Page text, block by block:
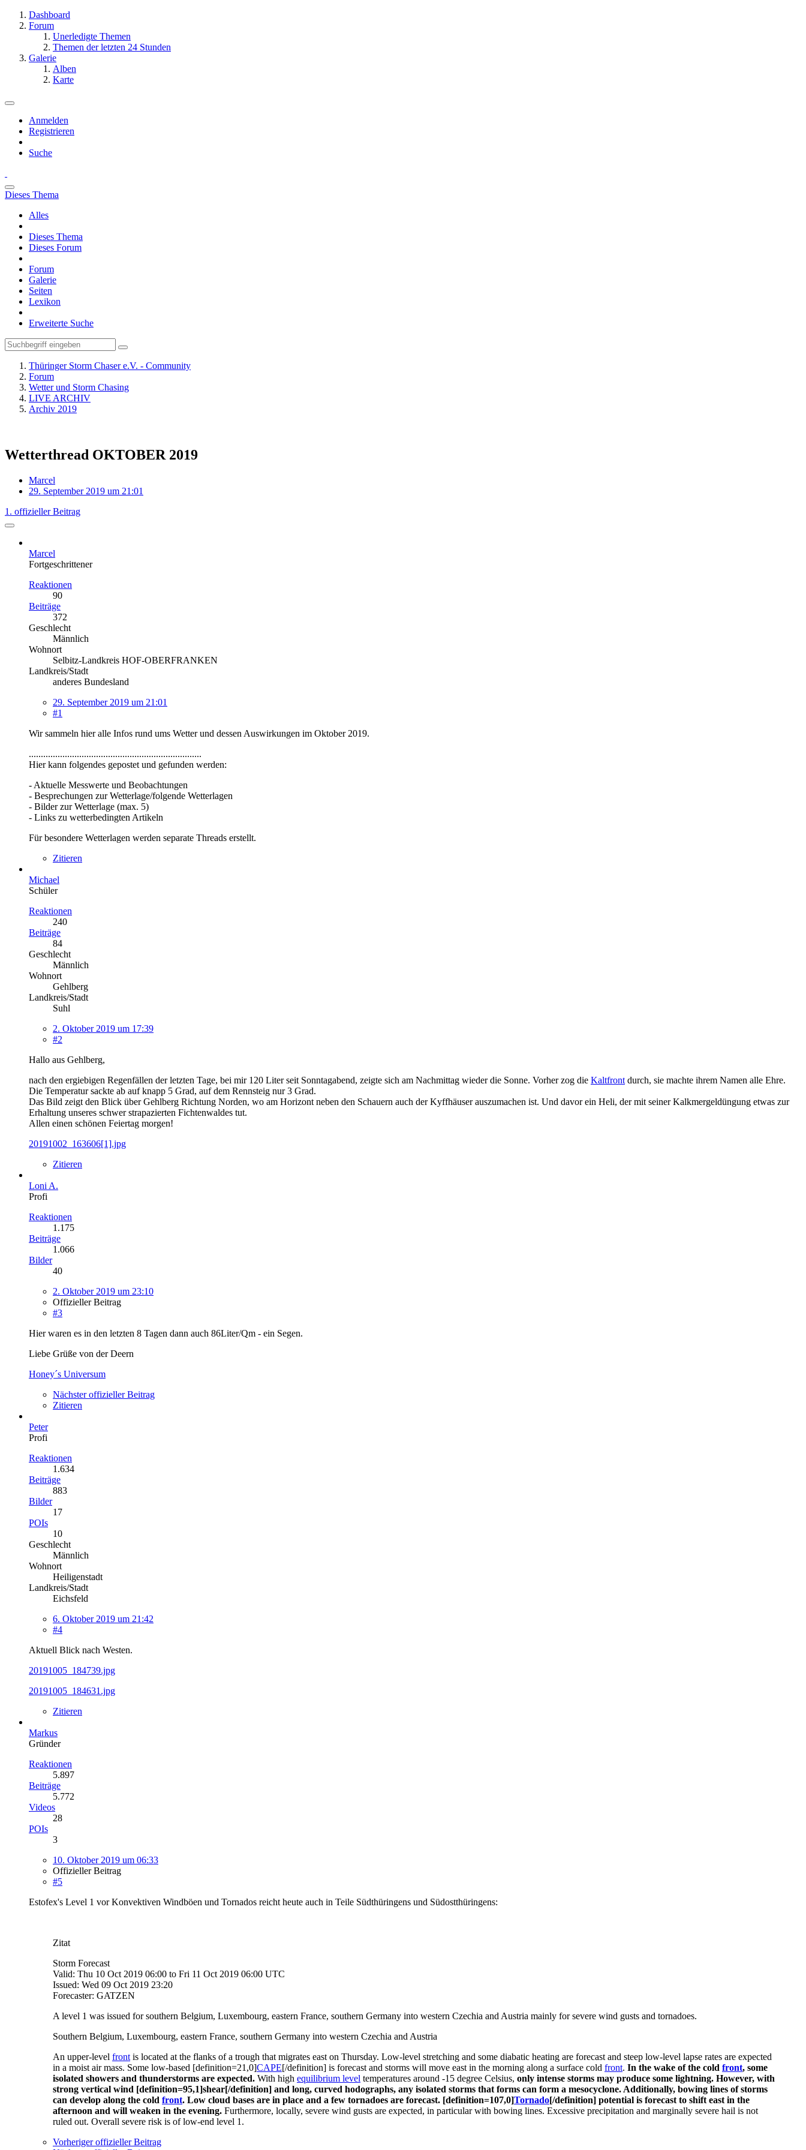
Dashboard
Forum
Unerledigte Themen
Themen der letzten 24 Stunden
Galerie
Alben
Karte
Anmelden
Registrieren
Suche
Dieses Thema
Alles
Dieses Thema
Dieses Forum
Forum
Galerie
Seiten
Lexikon
Erweiterte Suche
Thüringer Storm Chaser e.V. - Community
Forum
Wetter und Storm Chasing
LIVE ARCHIV
Archiv 2019
Wetterthread OKTOBER 2019
Marcel
29. September 2019 um 21:01
1. offizieller Beitrag
Marcel
Fortgeschrittener
Reaktionen
90
Beiträge
372
Geschlecht
Männlich
Wohnort
Selbitz-Landkreis HOF-OBERFRANKEN
Landkreis/Stadt
anderes Bundesland
29. September 2019 um 21:01
#1
Wir sammeln hier alle Infos rund ums Wetter und dessen Auswirkungen im Oktober 2019.
........................................................................
Hier kann folgendes gepostet und gefunden werden:
- Aktuelle Messwerte und Beobachtungen
- Besprechungen zur Wetterlage/folgende Wetterlagen
- Bilder zur Wetterlage (max. 5)
- Links zu wetterbedingten Artikeln
Für besondere Wetterlagen werden separate Threads erstellt.
Zitieren
Michael
Schüler
Reaktionen
240
Beiträge
84
Geschlecht
Männlich
Wohnort
Gehlberg
Landkreis/Stadt
Suhl
2. Oktober 2019 um 17:39
#2
Hallo aus Gehlberg,
nach den ergiebigen Regenfällen der letzten Tage, bei mir 120 Liter seit Sonntagabend, zeigte sich am Nachmittag wieder die Sonne. Vorher zog die Kaltfront durch, sie machte ihrem Namen alle Ehre.
Die Temperatur sackte ab auf knapp 5 Grad, auf dem Rennsteig nur 3 Grad.
Das Bild zeigt den Blick über Gehlberg Richtung Norden, wo am Horizont neben den Schauern auch der Kyffhäuser auszumachen ist. Und davor ein Heli, der mit seiner Kalkmergeldüngung etwas zur
Erhaltung unseres schwer strapazierten Fichtenwaldes tut.
Allen einen schönen Feiertag morgen!
20191002_163606[1].jpg
Zitieren
Loni A.
Profi
Reaktionen
1.175
Beiträge
1.066
Bilder
40
2. Oktober 2019 um 23:10
Offizieller Beitrag
#3
Hier waren es in den letzten 8 Tagen dann auch 86Liter/Qm - ein Segen.
Liebe Grüße von der Deern
Honey´s Universum
Nächster offizieller Beitrag
Zitieren
Peter
Profi
Reaktionen
1.634
Beiträge
883
Bilder
17
POIs
10
Geschlecht
Männlich
Wohnort
Heiligenstadt
Landkreis/Stadt
Eichsfeld
6. Oktober 2019 um 21:42
#4
Aktuell Blick nach Westen.
20191005_184739.jpg
20191005_184631.jpg
Zitieren
Markus
Gründer
Reaktionen
5.897
Beiträge
5.772
Videos
28
POIs
3
10. Oktober 2019 um 06:33
Offizieller Beitrag
#5
Estofex's Level 1 vor Konvektiven Windböen und Tornados reicht heute auch in Teile Südthüringens und Südostthüringens:
Zitat
Storm Forecast
Valid: Thu 10 Oct 2019 06:00 to Fri 11 Oct 2019 06:00 UTC
Issued: Wed 09 Oct 2019 23:20
Forecaster: GATZEN
A level 1 was issued for southern Belgium, Luxembourg, eastern France, southern Germany into western Czechia and Austria mainly for severe wind gusts and tornadoes.
Southern Belgium, Luxembourg, eastern France, southern Germany into western Czechia and Austria
An upper-level front is located at the flanks of a trough that migrates east on Thursday. Low-level stretching and some diabatic heating are forecast and steep low-level lapse rates are expected
in a moist air mass. Some low-based [definition=21,0]CAPE[/definition] is forecast and storms will move east in the morning along a surface cold front. In the wake of the cold front, some
isolated showers and thunderstorms are expected. With high equilibrium level temperatures around -15 degree Celsius, only intense storms may produce some lightning. However, with
strong vertical wind [definition=95,1]shear[/definition] and long, curved hodographs, any isolated storms that forms can form a mesocyclone. Additionally, bowing lines of storms
can develop along the cold front. Low cloud bases are in place and a few tornadoes are forecast. [definition=107,0]Tornado[/definition] potential is forecast to shift east in the
afternoon and will weaken in the evening. Furthermore, locally, severe wind gusts are expected, in particular with bowing lines. Excessive precipitation and marginally severe hail is not
ruled out. Overall severe risk is of low-end level 1.
Vorheriger offizieller Beitrag